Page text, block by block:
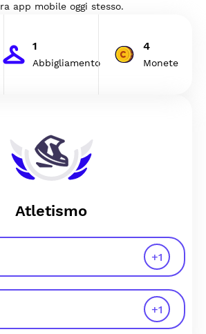
app mobile oggi stesso.
1
Abbigliamento
4
Monete
Atletismo
+1
+1